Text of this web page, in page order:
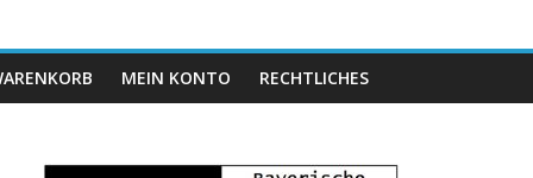
MEIN KONTO RECHTLICHES